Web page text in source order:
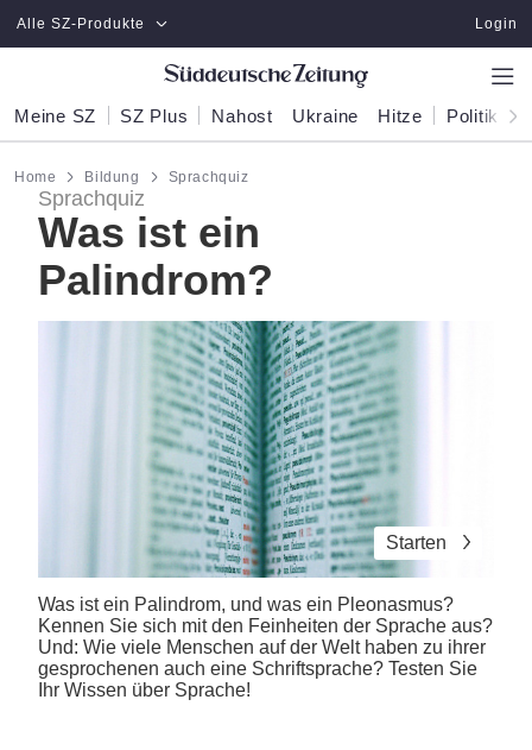
Zum Hauptinhalt springen
Alle SZ-Produkte Login
Meine SZ SZ Plus Nahost Ukraine Hitze Politik
Home Bildung Sprachquiz
Sprachquiz
Was ist ein
Palindrom?
Starten
Was ist ein Palindrom, und was ein Pleonasmus?
Kennen Sie sich mit den Feinheiten der Sprache aus?
Und: Wie viele Menschen auf der Welt haben zu ihrer
gesprochenen auch eine Schriftsprache? Testen Sie
Ihr Wissen über Sprache!